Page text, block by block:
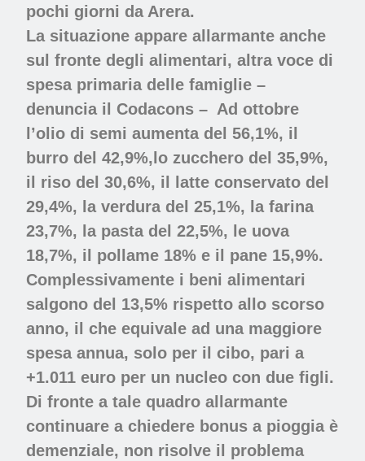
pochi giorni da Arera.
La situazione appare allarmante anche
sul fronte degli alimentari, altra voce di
spesa primaria delle famiglie –
denuncia il Codacons – Ad ottobre
l’olio di semi aumenta del 56,1%, il
burro del 42,9%,lo zucchero del 35,9%,
il riso del 30,6%, il latte conservato del
29,4%, la verdura del 25,1%, la farina
23,7%, la pasta del 22,5%, le uova
18,7%, il pollame 18% e il pane 15,9%.
Complessivamente i beni alimentari
salgono del 13,5% rispetto allo scorso
anno, il che equivale ad una maggiore
spesa annua, solo per il cibo, pari a
+1.011 euro per un nucleo con due figli.
Di fronte a tale quadro allarmante
continuare a chiedere bonus a pioggia è
demenziale, non risolve il problema